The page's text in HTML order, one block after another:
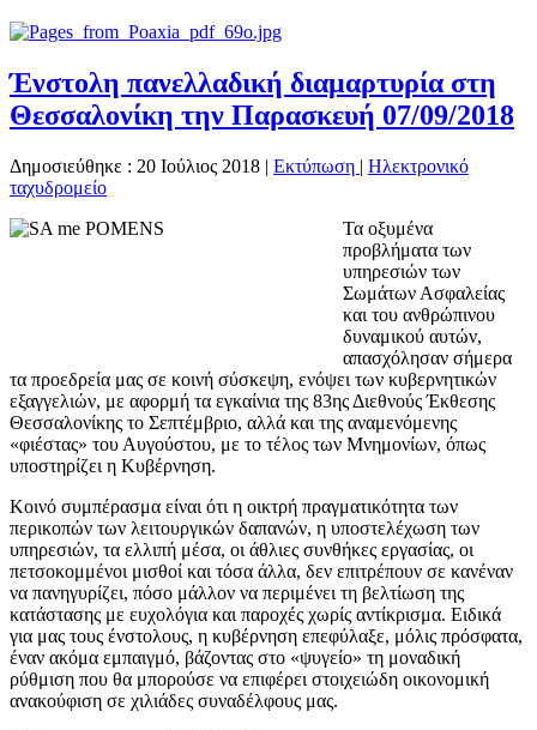
Ένστολη πανελλαδική διαμαρτυρία στη
Θεσσαλονίκη την Παρασκευή 07/09/2018
Δημοσιεύθηκε : 20 Ιούλιος 2018 | Εκτύπωση | Ηλεκτρονικό
ταχυδρομείο
Τα οξυμένα
προβλήματα των
υπηρεσιών των
Σωμάτων Ασφαλείας
και του ανθρώπινου
δυναμικού αυτών,
απασχόλησαν σήμερα
τα προεδρεία μας σε κοινή σύσκεψη, ενόψει των κυβερνητικών
εξαγγελιών, με αφορμή τα εγκαίνια της 83ης Διεθνούς Έκθεσης
Θεσσαλονίκης το Σεπτέμβριο, αλλά και της αναμενόμενης
«φιέστας» του Αυγούστου, με το τέλος των Μνημονίων, όπως
υποστηρίζει η Κυβέρνηση.
Κοινό συμπέρασμα είναι ότι η οικτρή πραγματικότητα των
περικοπών των λειτουργικών δαπανών, η υποστελέχωση των
υπηρεσιών, τα ελλιπή μέσα, οι άθλιες συνθήκες εργασίας, οι
πετσοκομμένοι μισθοί και τόσα άλλα, δεν επιτρέπουν σε κανέναν
να πανηγυρίζει, πόσο μάλλον να περιμένει τη βελτίωση της
κατάστασης με ευχολόγια και παροχές χωρίς αντίκρισμα. Ειδικά
για μας τους ένστολους, η κυβέρνηση επεφύλαξε, μόλις πρόσφατα,
έναν ακόμα εμπαιγμό, βάζοντας στο «ψυγείο» τη μοναδική
ρύθμιση που θα μπορούσε να επιφέρει στοιχειώδη οικονομική
ανακούφιση σε χιλιάδες συναδέλφους μας.